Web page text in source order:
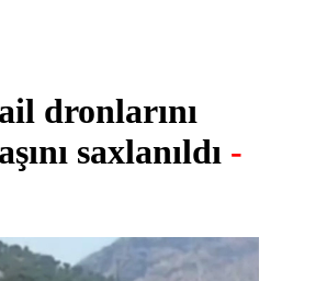
dronlarını
saxlanıldı -